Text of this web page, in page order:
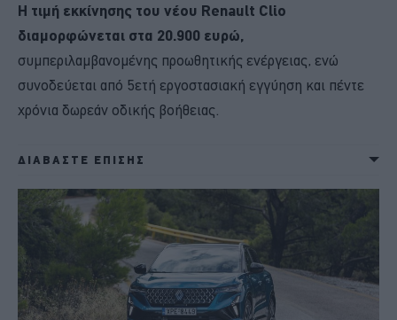
Η τιμή εκκίνησης του νέου Renault Clio
διαμορφώνεται στα 20.900 ευρώ,
συμπεριλαμβανομένης προωθητικής ενέργειας, ενώ
συνοδεύεται από 5ετή εργοστασιακή εγγύηση και πέντε
χρόνια δωρεάν οδικής βοήθειας.
ΔΙΑΒΑΣΤΕ ΕΠΙΣΗΣ